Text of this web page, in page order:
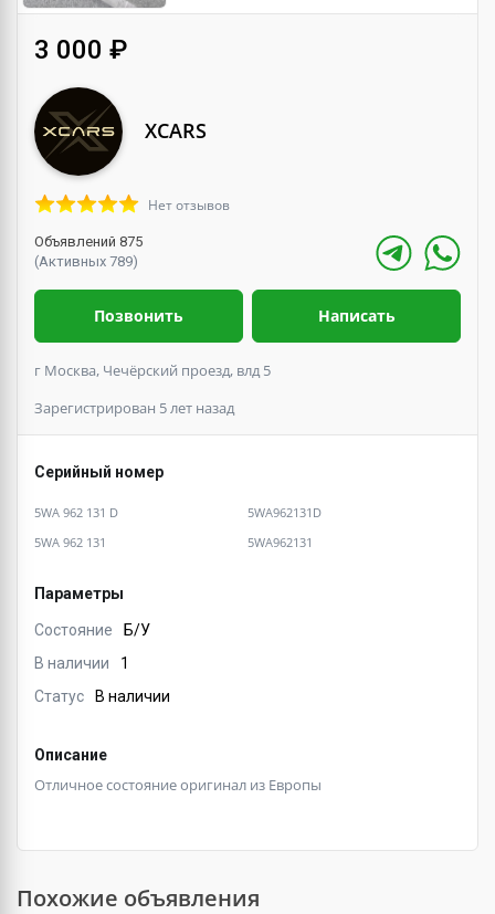
3 000 ₽
XCARS
Нет отзывов
Объявлений 875
(Активных 789)
Позвонить Написать
г Москва, Чечёрский проезд, влд 5
Зарегистрирован 5 лет назад
Серийный номер
5WA 962 131 D
5WA962131D
5WA 962 131
5WA962131
Параметры
Состояние
Б/У
В наличии
1
Статус
В наличии
Описание
Отличное состояние оригинал из Европы
Похожие объявления